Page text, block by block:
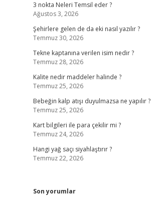
3 nokta Neleri Temsil eder ?
Ağustos 3, 2026
Şehirlere gelen de da eki nasıl yazılır ?
Temmuz 30, 2026
Tekne kaptanına verilen isim nedir ?
Temmuz 28, 2026
Kalite nedir maddeler halinde ?
Temmuz 25, 2026
Bebeğin kalp atışı duyulmazsa ne yapılır ?
Temmuz 25, 2026
Kart bilgileri ile para çekilir mi ?
Temmuz 24, 2026
Hangi yağ saçı siyahlaştırır ?
Temmuz 22, 2026
Son yorumlar